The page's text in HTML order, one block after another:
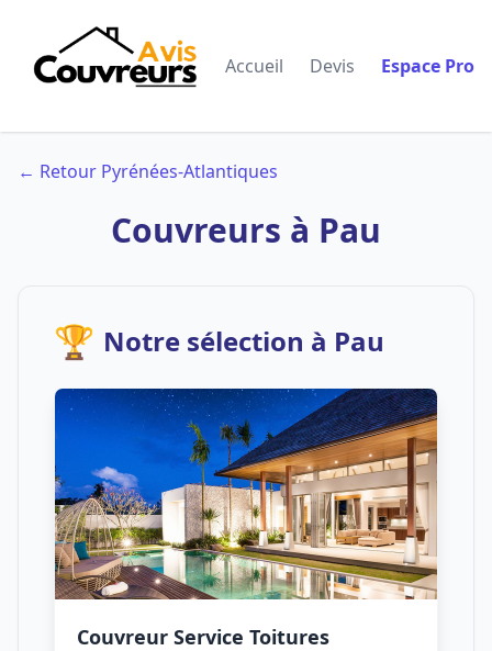
Accueil Devis Espace Pro
← Retour Pyrénées-Atlantiques
Couvreurs à Pau
🏆 Notre sélection à Pau
Couvreur Service Toitures